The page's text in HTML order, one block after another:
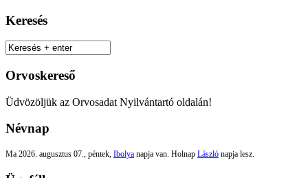
Keresés
Orvoskereső
Üdvözöljük az Orvosadat Nyilvántartó oldalán!
Névnap
Ma 2026. augusztus 07., péntek, Ibolya napja van. Holnap László napja lesz.